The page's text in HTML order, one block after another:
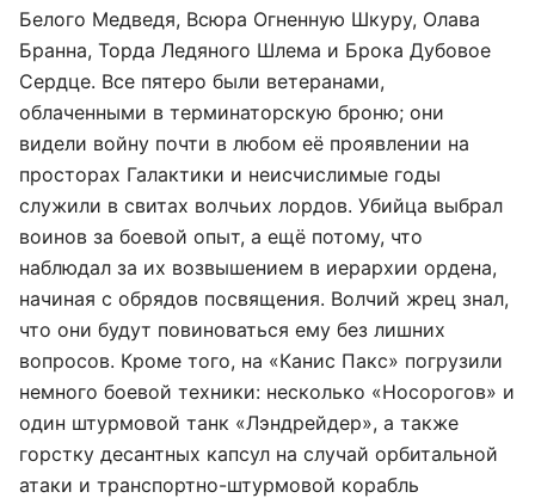
Белого Медведя, Всюра Огненную Шкуру, Олава
Бранна, Торда Ледяного Шлема и Брока Дубовое
Сердце. Все пятеро были ветеранами,
облаченными в терминаторскую броню; они
видели войну почти в любом её проявлении на
просторах Галактики и неисчислимые годы
служили в свитах волчьих лордов. Убийца выбрал
воинов за боевой опыт, а ещё потому, что
наблюдал за их возвышением в иерархии ордена,
начиная с обрядов посвящения. Волчий жрец знал,
что они будут повиноваться ему без лишних
вопросов. Кроме того, на «Канис Пакс» погрузили
немного боевой техники: несколько «Носорогов» и
один штурмовой танк «Лэндрейдер», а также
горстку десантных капсул на случай орбитальной
атаки и транспортно-штурмовой корабль